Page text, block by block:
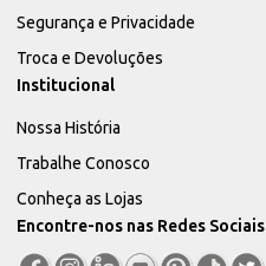
Segurança e Privacidade
Troca e Devoluções
Institucional
Nossa História
Trabalhe Conosco
Conheça as Lojas
Encontre-nos nas Redes Sociais